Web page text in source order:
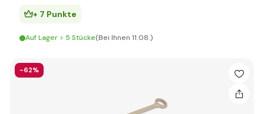
+ 7 Punkte
Auf Lager > 5 Stücke(Bei Ihnen 11.08.)
-62%